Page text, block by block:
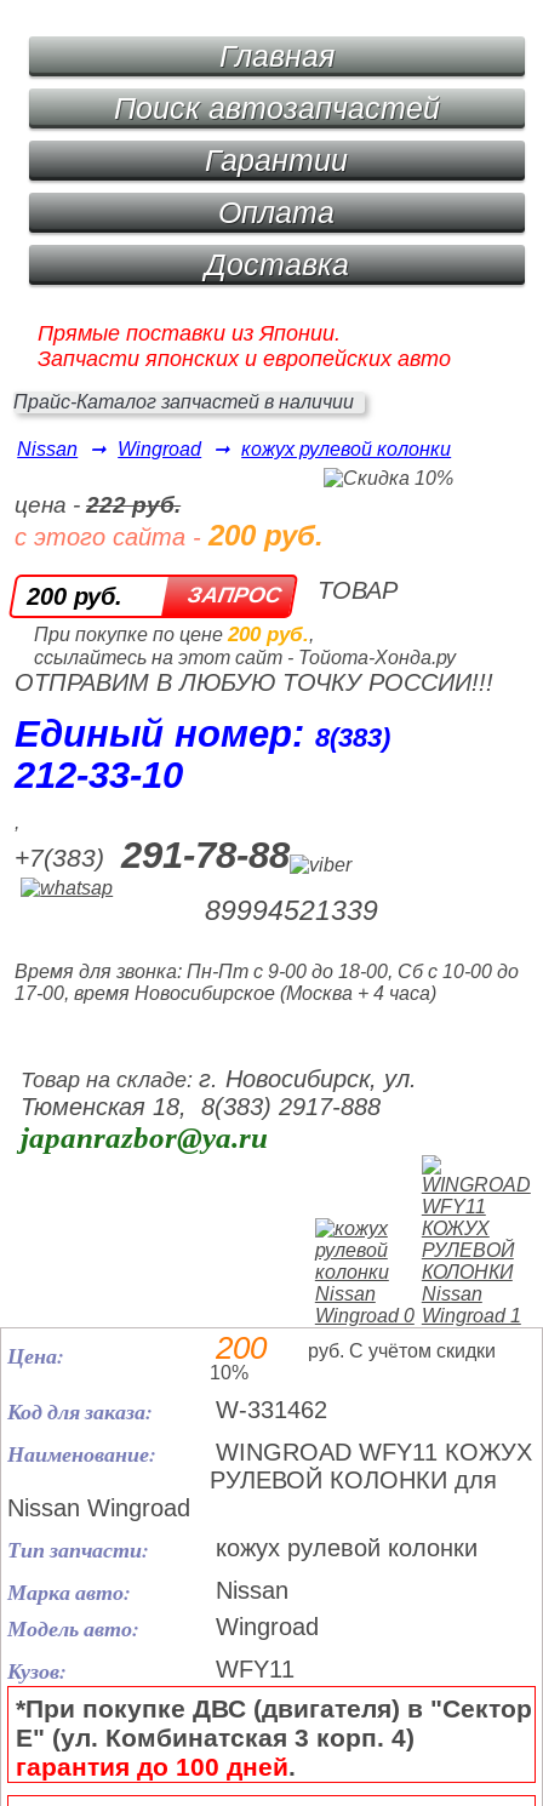
Главная
Поиск автозапчастей
Гарантии
Оплата
Доставка
Прямые поставки из Японии.
Запчасти японских и европейских авто
Прайс-Каталог запчастей в наличии
Nissan ➞ Wingroad ➞ кожух рулевой колонки
цена -222 руб.
с этого сайта -200 руб.
200 руб.
При покупке по цене 200 руб.,
ссылайтесь на этот сайт - Тойота-Хонда.ру
ТОВАР
ОТПРАВИМ В ЛЮБУЮ ТОЧКУ РОССИИ!!!
Единый номер:8(383)
212‑33‑10
,
+7(383) 291-78-88
89994521339
Время для звонка: Пн-Пт с 9-00 до 18-00, Сб с 10-00 до
17-00, время Новосибирское (Москва + 4 часа)
Товар на складе:г. Новосибирск, ул.
Тюменская 18, 8(383) 2917-888
japanrazbor@ya.ru
Цена: 200
руб. С учётом скидки
10%
Код для заказа: W-331462
Наименование:
WINGROAD WFY11 КОЖУХ
РУЛЕВОЙ КОЛОНКИ для
Nissan Wingroad
Тип запчасти: кожух рулевой колонки
Марка авто: Nissan
Модель авто: Wingroad
Кузов: WFY11
*При покупке ДВС (двигателя) в "Сектор
Е" (ул. Комбинатская 3 корп. 4)
гарантия до 100 дней.